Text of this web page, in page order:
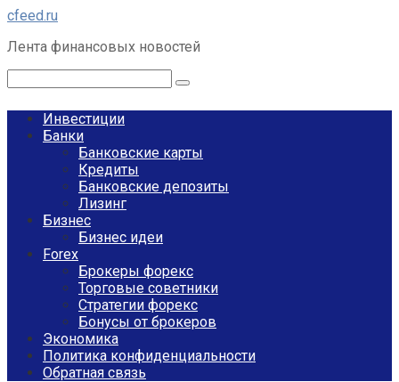
Перейти
контенту
cfeed.ru
Лента финансовых новостей
Инвестиции
Банки
Банковские карты
Кредиты
Банковские депозиты
Лизинг
Бизнес
Бизнес идеи
Forex
Брокеры форекс
Торговые советники
Стратегии форекс
Бонусы от брокеров
Экономика
Политика конфиденциальности
Обратная связь